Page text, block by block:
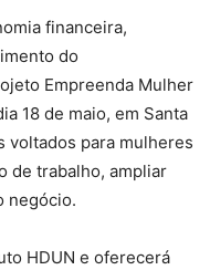
financeira,
do
Empreenda Mulher
18 de maio, em Santa
voltados para mulheres
de trabalho, ampliar
negócio.
HDUN e oferecerá